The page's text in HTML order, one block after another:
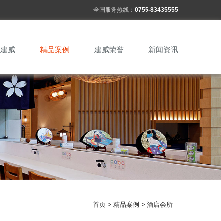
全国服务热线： 0755-83435555
威 精品案例 建威荣誉 新闻资讯
首页 > 精品案例 > 酒店会所